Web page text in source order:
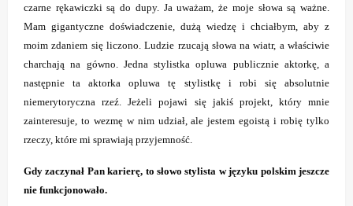
czarne rękawiczki są do dupy. Ja uważam, że moje słowa są ważne.
Mam gigantyczne doświadczenie, dużą wiedzę i chciałbym, aby z
moim zdaniem się liczono. Ludzie rzucają słowa na wiatr, a właściwie
charchają na gówno. Jedna stylistka opluwa publicznie aktorkę, a
następnie ta aktorka opluwa tę stylistkę i robi się absolutnie
niemerytoryczna rzeź. Jeżeli pojawi się jakiś projekt, który mnie
zainteresuje, to wezmę w nim udział, ale jestem egoistą i robię tylko
rzeczy, które mi sprawiają przyjemność.
Gdy zaczynał Pan karierę, to słowo stylista w języku polskim jeszcze
nie funkcjonowało.